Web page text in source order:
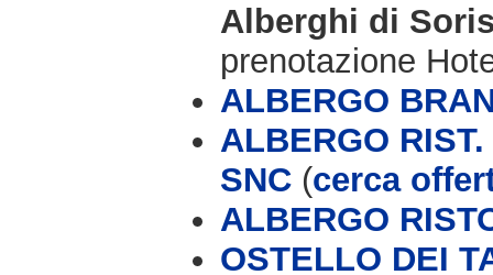
Alberghi di
prenotazione
ALBERGO
ALBERGO
SNC (cerca
ALBERGO
OSTELLO DEI